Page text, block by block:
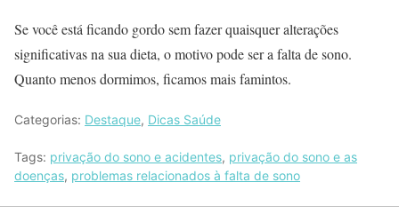
Se você está ficando gordo sem fazer quaisquer alterações
significativas na sua dieta, o motivo pode ser a falta de sono.
Quanto menos dormimos, ficamos mais famintos.
Categorias: Destaque, Dicas Saúde
Tags: privação do sono e acidentes, privação do sono e as
doenças, problemas relacionados à falta de sono